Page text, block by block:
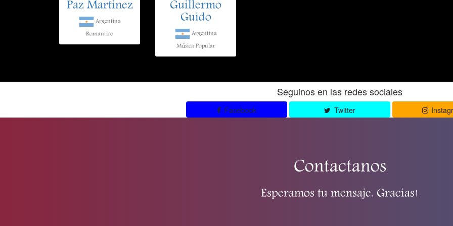
Paz Martinez
Argentina
Romantico
Guillermo
Guido
Argentina
Música Popular
Seguinos en las redes sociales
Facebook Twitter
Contactanos
Esperamos tu mensaje. Gracias!